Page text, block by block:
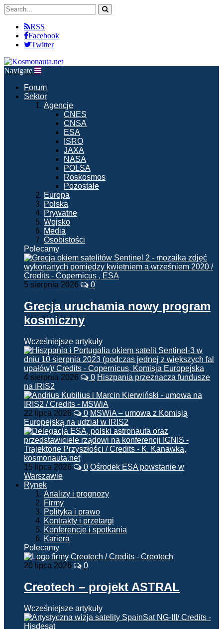
RSS
Facebook
Twitter
Navigate
Forum
Sektor
Agencje
CNES
CNSA
ESA
ISRO
JAXA
NASA
POLSA
Roskosmos
Pozostałe
Europa
Polska
Prywatne
Wojsko
Media
Osobistości
Polecamy
5 sierpnia 2026 0
Grecja uruchamia nowy program
kosmiczny
Wcześniejsze artykuły
4 sierpnia 2026 0 Hiszpania przeznacza fundusze
na IRIS2
22 lipca 2026 0 MSWiA – umowa z Komisją
Europejską na udział w IRIS2
15 lipca 2026 0 Ośrodek ESA powstanie w
Warszawie
Rynek
Analizy i prognozy
Firmy
Polityka i prawo
Kontrakty i przetargi
Konferencje i spotkania
Kariera
Polecamy
20 lipca 2026 0
Creotech – projekt ASTRAL
Wcześniejsze artykuły